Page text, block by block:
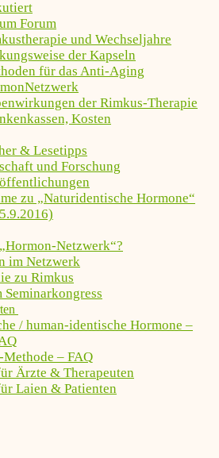
Forum
und Wechseljahre
der Kapseln
für das Anti-Aging
der Rimkus-Therapie
Kosten
& Lesetipps
und Forschung
zu „Naturidentische Hormone“
Netzwerk“?
im Netzwerk
zu Rimkus
/ human-identische Hormone –
– FAQ
Ärzte & Therapeuten
Laien & Patienten